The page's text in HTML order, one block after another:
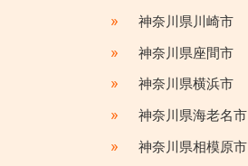
» 神奈川県川崎市
» 神奈川県座間市
» 神奈川県横浜市
» 神奈川県海老名市
» 神奈川県相模原市